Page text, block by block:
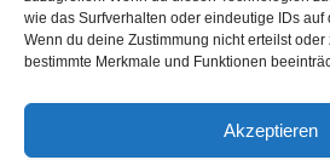
wie das Surfverhalten oder eindeutige IDs
Wenn du deine Zustimmung nicht erteilst
bestimmte Merkmale und Funktionen
Akzeptieren
Datenschutz